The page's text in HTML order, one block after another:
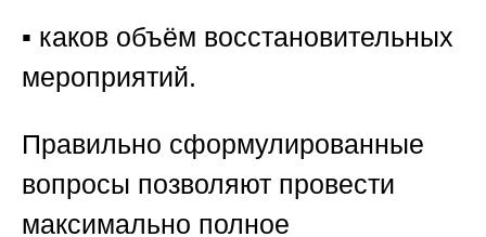
▪️ каков объём восстановительных
мероприятий.
Правильно сформулированные
вопросы позволяют провести
максимально полное